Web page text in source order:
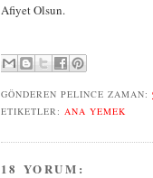
Afiyet Olsun.
GÖNDEREN PELINCE ZAMAN:
ETIKETLER: ANA YEMEK
18 YORUM: